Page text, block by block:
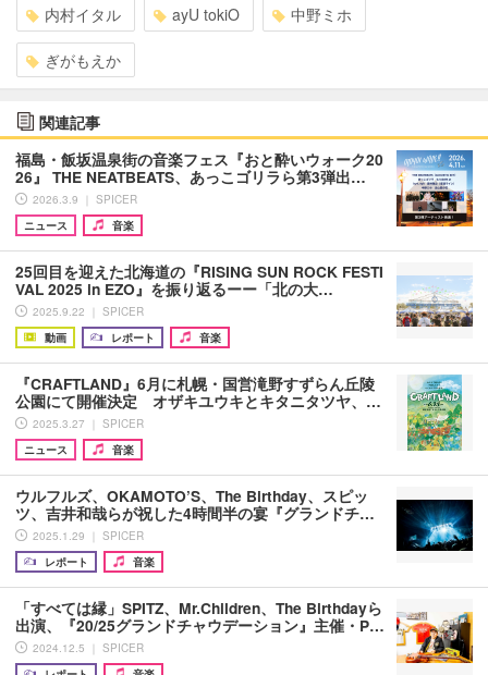
内村イタル ayU tokiO 中野ミホ
ぎがもえか
関連記事
福島・飯坂温泉街の音楽フェス『おと酔いウォーク20
26』 THE NEATBEATS、あっこゴリラら第3弾出…
2026.3.9 ｜ SPICER
ニュース
音楽
25回目を迎えた北海道の『RISING SUN ROCK FESTI
VAL 2025 in EZO』を振り返るーー「北の大…
2025.9.22 ｜ SPICER
動画
レポート 音楽
『CRAFTLAND』6月に札幌・国営滝野すずらん丘陵
公園にて開催決定 オザキユウキとキタニタツヤ、…
2025.3.27 ｜ SPICER
ニュース
音楽
ウルフルズ、OKAMOTO’S、The Birthday、スピッ
ツ、吉井和哉らが祝した4時間半の宴『グランドチ…
2025.1.29 ｜ SPICER
レポート
音楽
「すべては縁」SPITZ、Mr.Children、The Birthdayら
出演、『20/25グランドチャウデーション』主催・P…
2024.12.5 ｜ SPICER